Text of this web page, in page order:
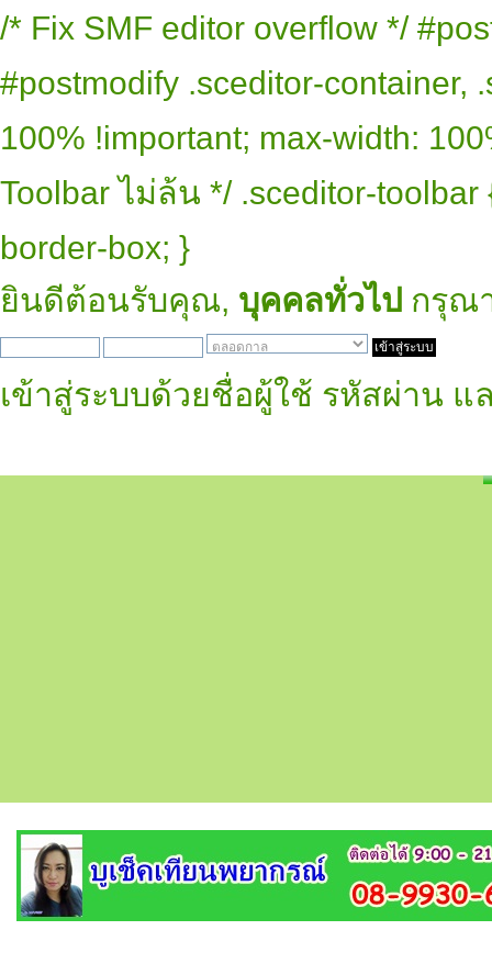
/* Fix SMF editor overflow */
#postmodify .sceditor-container,
100% !important; max-width:
Toolbar ไม่ล้น */ .sceditor-
border-box; }
ยินดีต้อนรับคุณ, บุคคลทั่วไป กรุณ
เข้าสู่ระบบด้วยชื่อผู้ใช้ รหัสผ่าน แ